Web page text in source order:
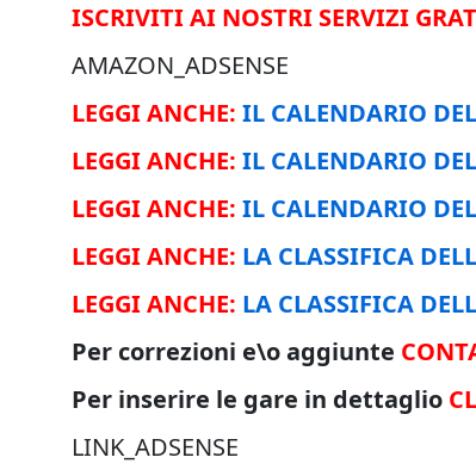
ISCRIVITI AI NOSTRI SERVIZI
AMAZON_ADSENSE
LEGGI ANCHE: IL CALENDARIO
LEGGI ANCHE: IL CALENDARIO
LEGGI ANCHE: IL CALENDARIO
LEGGI ANCHE: LA CLASSIFICA
LEGGI ANCHE: LA CLASSIFICA
Per correzioni e\o aggiunte
Per inserire le gare in dettaglio
LINK_ADSENSE